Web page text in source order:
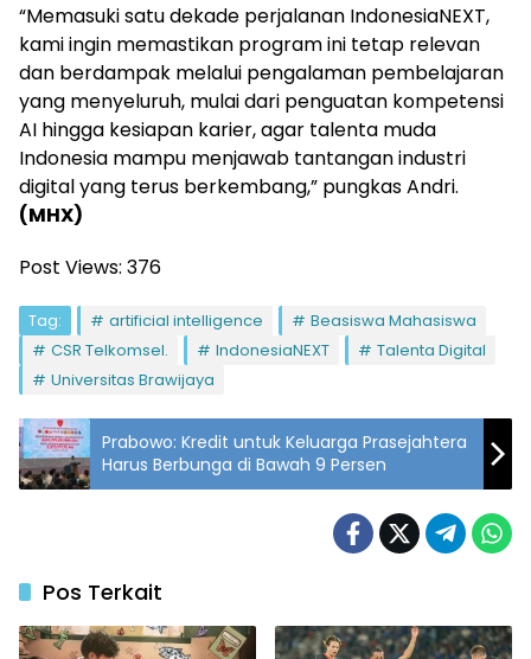
“Memasuki satu dekade perjalanan IndonesiaNEXT,
kami ingin memastikan program ini tetap relevan
dan berdampak melalui pengalaman pembelajaran
yang menyeluruh, mulai dari penguatan kompetensi
AI hingga kesiapan karier, agar talenta muda
Indonesia mampu menjawab tantangan industri
digital yang terus berkembang,” pungkas Andri.
(MHX)
Post Views: 376
Tag: artificial intelligence
Beasiswa Mahasiswa
CSR Telkomsel.
IndonesiaNEXT
Talenta Digital
Universitas Brawijaya
Prabowo: Kredit untuk Keluarga Prasejahtera
Harus Berbunga di Bawah 9 Persen
Pos Terkait